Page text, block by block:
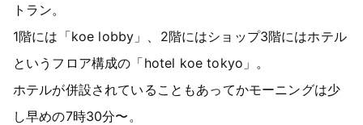
トラン。
1階には「koe lobby」、2階にはショップ3階にはホテル
というフロア構成の「hotel koe tokyo」。
ホテルが併設されていることもあってかモーニングは少
し早めの7時30分〜。